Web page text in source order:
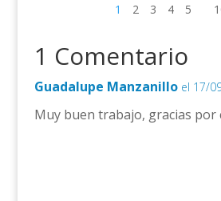
1 2 3 4 5
1 Comentario
Guadalupe Manzanillo el 17/
Muy buen trabajo, gracias por